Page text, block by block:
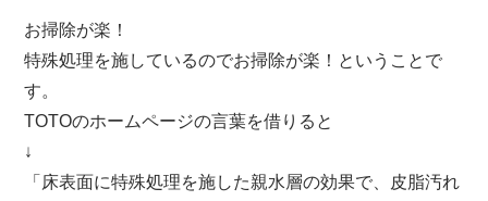
お掃除が楽！
特殊処理を施しているのでお掃除が楽！ということで
す。
TOTOのホームページの言葉を借りると
↓
「床表面に特殊処理を施した親水層の効果で、皮脂汚れ